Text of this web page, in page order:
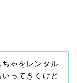
ゃをレンタル
ってきくけど